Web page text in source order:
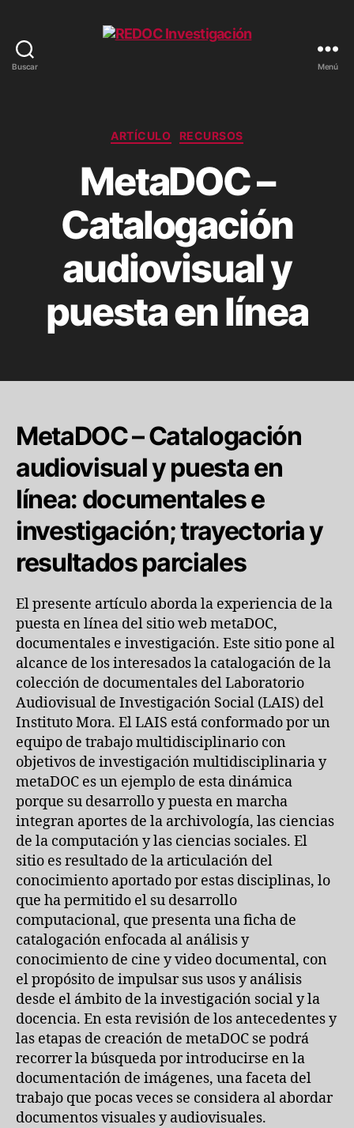
Buscar Menú
Categorías
ARTÍCULO RECURSOS
MetaDOC –
Catalogación
audiovisual y
puesta en línea
MetaDOC – Catalogación
audiovisual y puesta en
línea: documentales e
investigación; trayectoria y
resultados parciales
El presente artículo aborda la experiencia de la
puesta en línea del sitio web metaDOC,
documentales e investigación. Este sitio pone al
alcance de los interesados la catalogación de la
colección de documentales del Laboratorio
Audiovisual de Investigación Social (LAIS) del
Instituto Mora. El LAIS está conformado por un
equipo de trabajo multidisciplinario con
objetivos de investigación multidisciplinaria y
metaDOC es un ejemplo de esta dinámica
porque su desarrollo y puesta en marcha
integran aportes de la archivología, las ciencias
de la computación y las ciencias sociales. El
sitio es resultado de la articulación del
conocimiento aportado por estas disciplinas, lo
que ha permitido el su desarrollo
computacional, que presenta una ficha de
catalogación enfocada al análisis y
conocimiento de cine y video documental, con
el propósito de impulsar sus usos y análisis
desde el ámbito de la investigación social y la
docencia. En esta revisión de los antecedentes y
las etapas de creación de metaDOC se podrá
recorrer la búsqueda por introducirse en la
documentación de imágenes, una faceta del
trabajo que pocas veces se considera al abordar
documentos visuales y audiovisuales.